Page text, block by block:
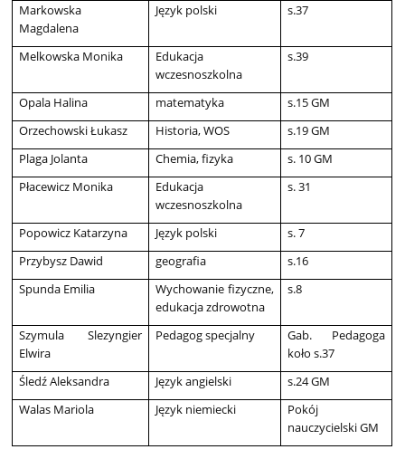
Markowska
Magdalena
Język polski s.37
Melkowska Monika
Edukacja
wczesnoszkolna
s.39
Opala Halina matematyka
s.15 GM
Orzechowski Łukasz
Historia, WOS
s.19 GM
Plaga Jolanta
Chemia, fizyka
s. 10 GM
Płacewicz Monika
Edukacja
wczesnoszkolna
s. 31
Popowicz Katarzyna Język polski
s. 7
Przybysz Dawid
geografia
s.16
Spunda Emilia
Wychowanie fizyczne,
edukacja zdrowotna
s.8
Szymula Slezyngier
Elwira
Pedagog specjalny
Gab. Pedagoga
koło s.37
Śledź Aleksandra
Język angielski
s.24 GM
Walas Mariola
Język niemiecki
Pokój
nauczycielski GM